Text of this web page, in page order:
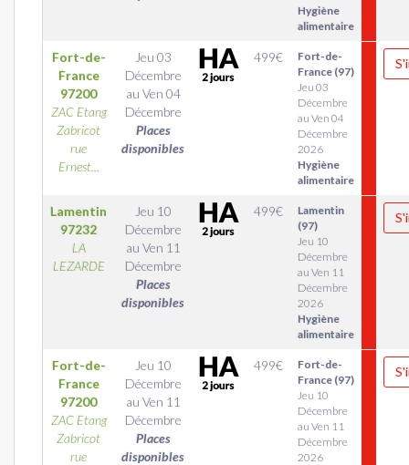
Hygiène
alimentaire
Fort-de-
France
97200
ZAC Etang
Zabricot
rue
Ernest...
Jeu 03
Décembre
au Ven 04
Décembre
Places
disponibles
499€
Fort-de-
France (97)
Jeu 03
Décembre
au Ven 04
Décembre
2026
Hygiène
alimentaire
Lamentin
97232
LA
LEZARDE
Jeu 10
Décembre
au Ven 11
Décembre
Places
disponibles
499€
Lamentin
(97)
Jeu 10
Décembre
au Ven 11
Décembre
2026
Hygiène
alimentaire
Fort-de-
France
97200
ZAC Etang
Zabricot
rue
Jeu 10
Décembre
au Ven 11
Décembre
Places
disponibles
499€
Fort-de-
France (97)
Jeu 10
Décembre
au Ven 11
Décembre
2026